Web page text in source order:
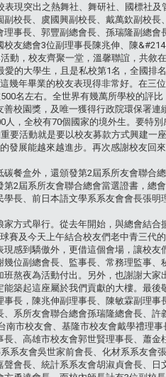
現突出之熱舞社、舞研社、國標社及
校長、虞國興副校長、戴萬欽副校
事長、郭豐副總會長、孫瑞隆副總
友總會3位副理事長陳兆伸、陳
動，校友齊聚一堂，溫馨聯誼，共敘在
的大學生，且是私校第1名，全國排
幾年畢業的校友表現得非常好。在三
名左右。全世界有幾萬所學校的評
校園獎，及唯一獲得行政院環保署
，全校有70個國家的境外生。要特
要活動就是要以校友募款方式興建一
發展能越來越進步。再次感謝校友回
餐盒外，還頒發第2屆系所友會聯合
2屆系所友會聯合總會當選證書，總
長、前日本語文學系系友會會長張
方式舉行。從去年開始，與總會結
賽及今天上午結合校友們老中青三代
感到驕傲外，更借這個會場，讓校
位副總會長、監事長、常務理監事
熬夜為活動付出。另外，也謝謝大
築起這座屬於我們貢獻的大樓。最後
長，陳兆伸副理事長、陳敏霖副理
系所友會聯合總會孫瑞隆總會長、
市校友會、基隆市校友會戴學禮理
、高雄市校友會郭世賢理事長、蕭
系友會吳世家前會長、化材系系友會
會長、統計系系友會胡淑貞會長、